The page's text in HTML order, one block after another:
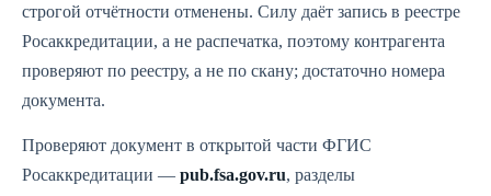
строгой отчётности отменены. Силу даёт запись в реестре
Росаккредитации, а не распечатка, поэтому контрагента
проверяют по реестру, а не по скану; достаточно номера
документа.
Проверяют документ в открытой части ФГИС
Росаккредитации — pub.fsa.gov.ru, разделы